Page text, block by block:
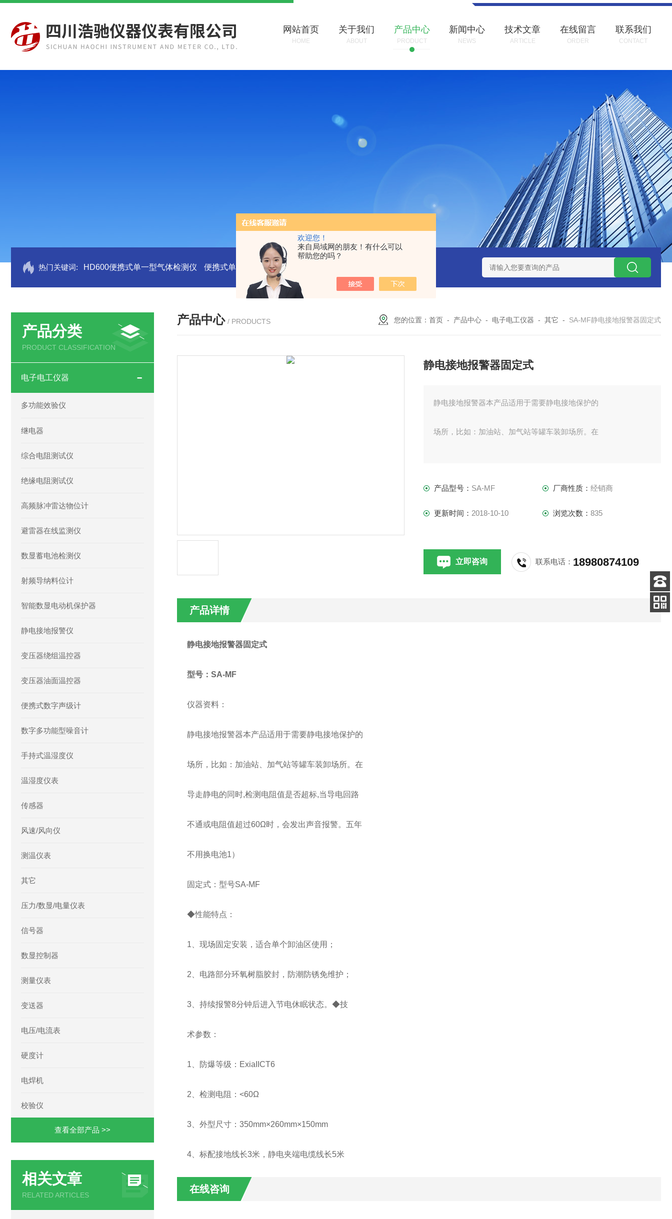
欢迎您！
来自局域网的朋友！有什么可以
帮助您的吗？
网站首页
HOME
关于我们
ABOUT
产品中心
PRODUCT
新闻中心
NEWS
技术文章
ARTICLE
在线留言
ORDER
联系我们
CONTACT
热门关键词: HD600便携式单一型气体检测仪 便携式单一气体检测仪 GAXT手持式单一气体检测仪 加拿大BW
产品分类
PRODUCT CLASSIFICATION
电子电工仪器
多功能效验仪
继电器
综合电阻测试仪
绝缘电阻测试仪
高频脉冲雷达物位计
避雷器在线监测仪
数显蓄电池检测仪
射频导纳料位计
智能数显电动机保护器
静电接地报警仪
变压器绕组温控器
变压器油面温控器
便携式数字声级计
数字多功能型噪音计
手持式温湿度仪
温湿度仪表
传感器
风速/风向仪
测温仪表
其它
压力/数显/电量仪表
信号器
数显控制器
测量仪表
变送器
电压/电流表
硬度计
电焊机
校验仪
查看全部产品 >>
相关文章
RELATED ARTICLES
产品中心 / PRODUCTS 您的位置： 首页 - 产品中心 - 电子电工仪器 - 其它 - SA-MF静电接地报警器固定式
静电接地报警器固定式
静电接地报警器本产品适用于需要静电接地保护的
场所，比如：加油站、加气站等罐车装卸场所。在
不通或电阻值超过60Ω时，会发出声音报警。五年
不用换电池1）
产品型号： SA-MF 厂商性质： 经销商
更新时间： 2018-10-10 浏览次数： 835
立即咨询 联系电话： 18980874109
产品详情
静电接地报警器固定式
型号：SA-MF
仪器资料：
静电接地报警器本产品适用于需要静电接地保护的
场所，比如：加油站、加气站等罐车装卸场所。在
导走静电的同时,检测电阻值是否超标,当导电回路
不通或电阻值超过60Ω时，会发出声音报警。五年
不用换电池1）
固定式：型号SA-MF
◆性能特点：
1、现场固定安装，适合单个卸油区使用；
2、电路部分环氧树脂胶封，防潮防锈免维护；
3、持续报警8分钟后进入节电休眠状态。◆技
术参数：
1、防爆等级：ExiaIICT6
2、检测电阻：<60Ω
3、外型尺寸：350mm×260mm×150mm
4、标配接地线长3米，静电夹端电缆线长5米
在线咨询
客服
电话